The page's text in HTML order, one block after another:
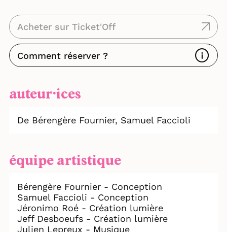
Acheter sur Ticket'Off
Comment réserver ?
auteur⸱ices
De Bérengère Fournier, Samuel Faccioli
équipe artistique
Bérengère Fournier - Conception
Samuel Faccioli - Conception
Jéronimo Roé - Création lumière
Jeff Desboeufs - Création lumière
Julien Lepreux - Musique